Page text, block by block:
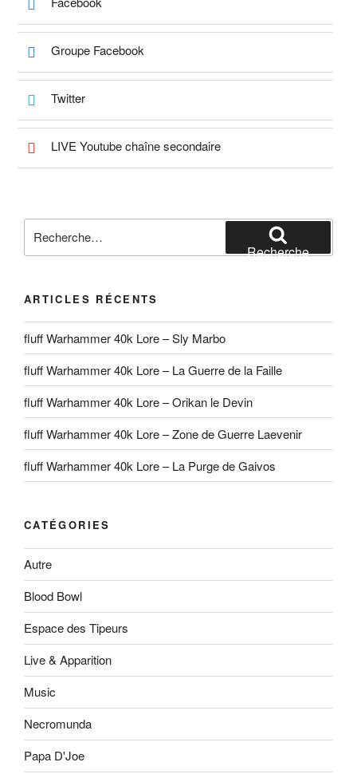
Groupe Facebook
Twitter
LIVE Youtube chaîne secondaire
pour
Recherche
ARTICLES RÉCENTS
fluff Warhammer 40k Lore – Sly Marbo
fluff Warhammer 40k Lore – La Guerre de la Faille
fluff Warhammer 40k Lore – Orikan le Devin
fluff Warhammer 40k Lore – Zone de Guerre Laevenir
fluff Warhammer 40k Lore – La Purge de Gaivos
CATÉGORIES
Autre
Blood Bowl
Espace des Tipeurs
Live & Apparition
Music
Necromunda
Papa D'Joe